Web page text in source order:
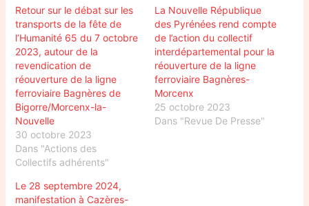
Retour sur le débat sur les
transports de la fête de
l’Humanité 65 du 7 octobre
2023, autour de la
revendication de
réouverture de la ligne
ferroviaire Bagnères de
Bigorre/Morcenx-la-
Nouvelle
30 octobre 2023
Dans "Actions des
Collectifs adhérents"
La Nouvelle République
des Pyrénées rend compte
de l’action du collectif
interdépartemental pour la
réouverture de la ligne
ferroviaire Bagnères-
Morcenx
25 octobre 2023
Dans "Revue De Presse"
Le 28 septembre 2024,
manifestation à Cazères-